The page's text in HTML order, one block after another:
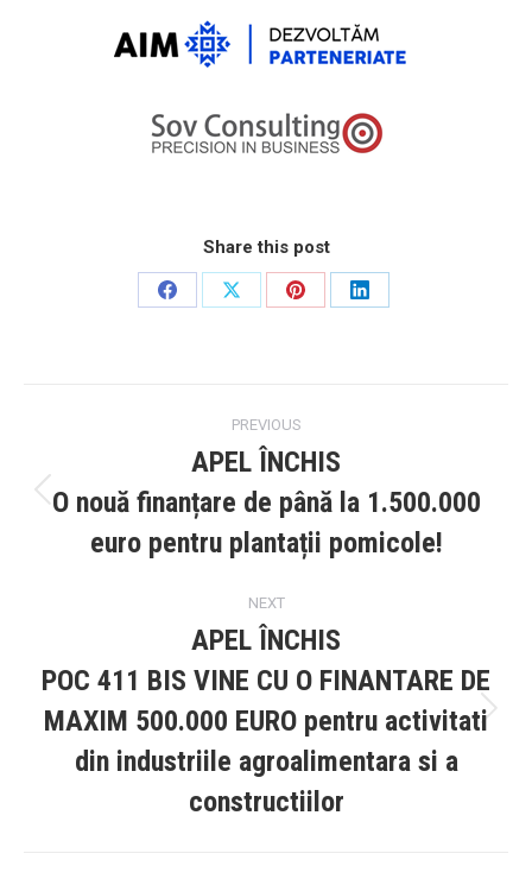
Share this post
Share
Share
Share
Share
navigation
PREVIOUS
Previous
post:
APEL ÎNCHIS
O nouă finanțare de până la 1.500.000
euro pentru plantații pomicole!
NEXT
Next
post:
APEL ÎNCHIS
POC 411 BIS VINE CU O FINANTARE DE
MAXIM 500.000 EURO pentru activitati
din industriile agroalimentara si a
constructiilor